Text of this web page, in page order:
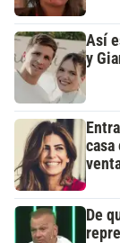
Así
y
casa
De